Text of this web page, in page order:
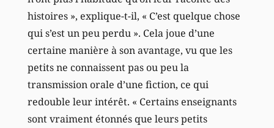
histoires », explique-t-il, « C’est quelque chose
qui s’est un peu perdu ». Cela joue d’une
certaine manière à son avantage, vu que les
petits ne connaissent pas ou peu la
transmission orale d’une fiction, ce qui
redouble leur intérêt. « Certains enseignants
sont vraiment étonnés que leurs petits